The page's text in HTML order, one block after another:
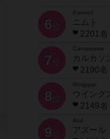
6 位
ニムト
2201名
7 位
Carcassonne
カルカソ
2190名
8 位
Wingspan
ウイング
2149名
9 位
Azul
アズール